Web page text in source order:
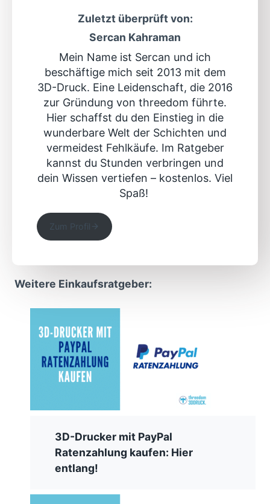
Zuletzt überprüft von:
Sercan Kahraman
Mein Name ist Sercan und ich
beschäftige mich seit 2013 mit dem
3D-Druck. Eine Leidenschaft, die 2016
zur Gründung von threedom führte.
Hier schaffst du den Einstieg in die
wunderbare Welt der Schichten und
vermeidest Fehlkäufe. Im Ratgeber
kannst du Stunden verbringen und
dein Wissen vertiefen – kostenlos. Viel
Spaß!
Zum Profil
Weitere Einkaufsratgeber:
3D-Drucker mit PayPal
Ratenzahlung kaufen: Hier
entlang!